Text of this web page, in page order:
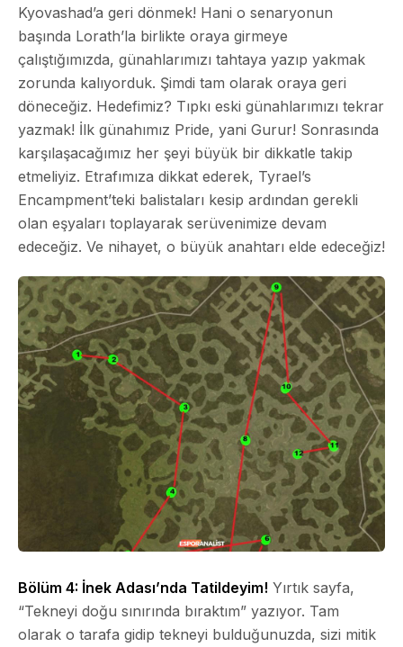
Kyovashad’a geri dönmek! Hani o senaryonun
başında Lorath’la birlikte oraya girmeye
çalıştığımızda, günahlarımızı tahtaya yazıp yakmak
zorunda kalıyorduk. Şimdi tam olarak oraya geri
döneceğiz. Hedefimiz? Tıpkı eski günahlarımızı tekrar
yazmak! İlk günahımız Pride, yani Gurur! Sonrasında
karşılaşacağımız her şeyi büyük bir dikkatle takip
etmeliyiz. Etrafımıza dikkat ederek, Tyrael’s
Encampment’teki balistaları kesip ardından gerekli
olan eşyaları toplayarak serüvenimize devam
edeceğiz. Ve nihayet, o büyük anahtarı elde edeceğiz!
Bölüm 4: İnek Adası’nda Tatildeyim! Yırtık sayfa,
“Tekneyi doğu sınırında bıraktım” yazıyor. Tam
olarak o tarafa gidip tekneyi bulduğunuzda, sizi mitik